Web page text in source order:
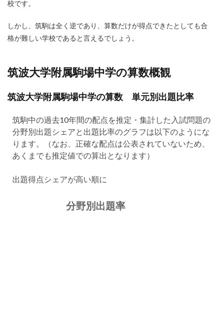
校です。
しかし、筑駒は全く逆であり、算数だけが得点できたとしても合
格が難しい学校であると言えるでしょう。
筑波大学附属駒場中学の算数概観
筑波大学附属駒場中学の算数 単元別出題比率
筑駒中の過去10年間の配点を推定・集計した入試問題の
分野別出題シェアと出題比率のグラフは以下のようにな
ります。（なお、正確な配点は公表されていないため、
あくまでも推定値での算出となります）
出題得点シェアが高い順に